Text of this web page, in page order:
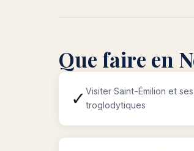
Que faire en
✓ Visiter Saint-Émilion et
troglodytiques